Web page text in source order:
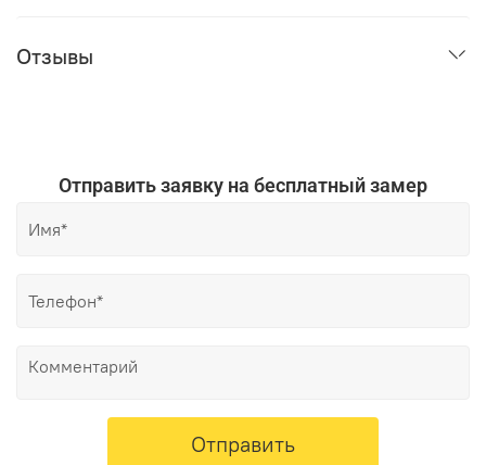
Отзывы
Отправить заявку на бесплатный замер
Отправить